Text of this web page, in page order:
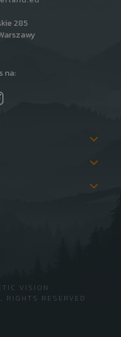
285
na:
RESERVED
VISION